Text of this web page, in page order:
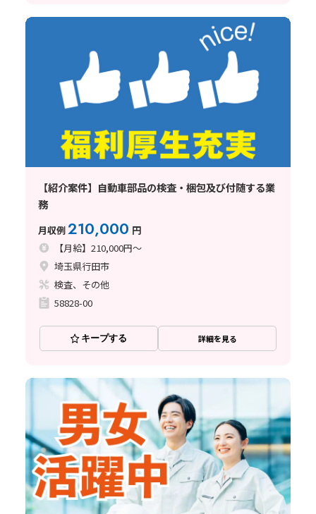
【紹介案件】自動車部品の検査・梱包及び付随する業
務
月収例210,000 円
【月給】210,000円～
埼玉県行田市
検査、その他
58828-00
キープする 詳細を見る